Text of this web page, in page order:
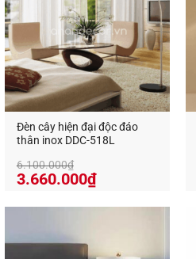
Đèn cây hiện đại độc đáo
thân inox DDC-518L
6.100.000₫
Giá
là:
3.660.000₫Giá
hiện
tại